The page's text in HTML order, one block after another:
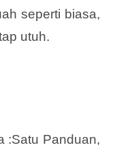
seperti biasa,
utuh.
:Satu Panduan,